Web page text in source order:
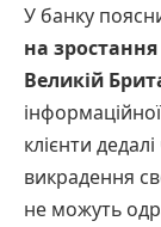
У банку
на зростання
Великій
клієнти
викрадення
не можуть